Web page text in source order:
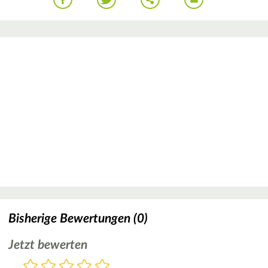
Bisherige Bewertungen (0)
Jetzt bewerten
Bewertung
5
4
3
2
1